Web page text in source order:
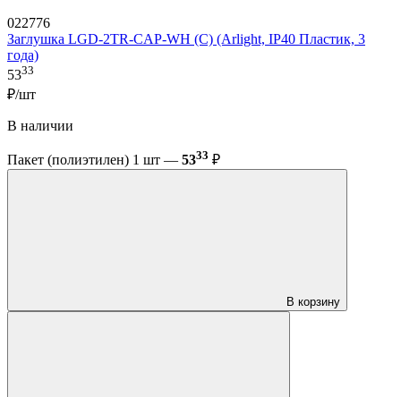
022776
Заглушка LGD-2TR-CAP-WH (C) (Arlight, IP40 Пластик, 3
года)
5333
₽/шт
В наличии
Пакет (полиэтилен) 1 шт — 5333 ₽
В корзину